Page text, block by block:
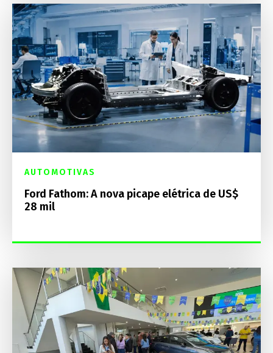
AUTOMOTIVAS
Ford Fathom: A nova picape elétrica de US$
28 mil